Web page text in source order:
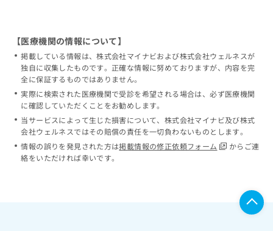
【医療機関の情報について】
掲載している情報は、株式会社マイナビおよび株式会社ウェルネスが
独自に収集したものです。正確な情報に努めておりますが、内容を完
全に保証するものではありません。
実際に検索された医療機関で受診を希望される場合は、必ず医療機関
に確認していただくことをお勧めします。
当サービスによって生じた損害について、株式会社マイナビ及び株式
会社ウェルネスではその賠償の責任を一切負わないものとします。
情報の誤りを発見された方は掲載情報の修正依頼フォーム
からご連
絡をいただければ幸いです。